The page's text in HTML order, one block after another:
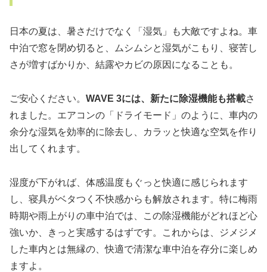
日本の夏は、暑さだけでなく「湿気」も大敵ですよね。車
中泊で窓を閉め切ると、ムシムシと湿気がこもり、寝苦し
さが増すばかりか、結露やカビの原因になることも。
ご安心ください。 WAVE 3には、新たに除湿機能も搭載さ
れました。エアコンの「ドライモード」のように、車内の
余分な湿気を効率的に除去し、カラッと快適な空気を作り
出してくれます。
湿度が下がれば、体感温度もぐっと快適に感じられます
し、寝具がベタつく不快感からも解放されます。特に梅雨
時期や雨上がりの車中泊では、この除湿機能がどれほど心
強いか、きっと実感するはずです。これからは、ジメジメ
した車内とは無縁の、快適で清潔な車中泊を存分に楽しめ
ますよ。